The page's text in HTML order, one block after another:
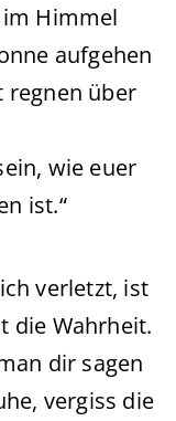
Himmel
aufgehen
regnen über
wie euer
ist.“
verletzt, ist
die Wahrheit.
dir sagen
vergiss die